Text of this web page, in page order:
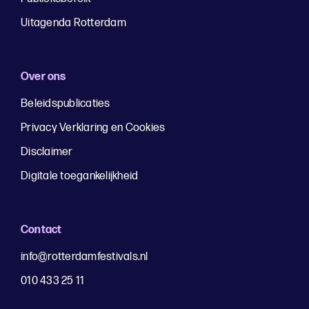
Uitagenda Rotterdam
Over ons
Beleidspublicaties
Privacy Verklaring en Cookies
Disclaimer
Digitale toegankelijkheid
Contact
info@rotterdamfestivals.nl
010 433 25 11